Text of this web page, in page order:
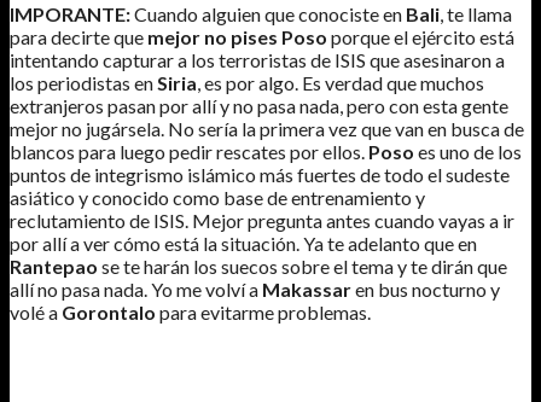
IMPORANTE:Cuando alguien que conociste en Bali , te llama
para decirte que mejor no pises Poso porque el ejército está
intentando capturar a los terroristas de ISIS que asesinaron a
los periodistas en Siria , es por algo. Es verdad que muchos
extranjeros pasan por allí y no pasa nada, pero con esta gente
mejor no jugársela. No sería la primera vez que van en busca de
blancos para luego pedir rescates por ellos. Poso es uno de los
puntos de integrismo islámico más fuertes de todo el sudeste
asiático y conocido como base de entrenamiento y
reclutamiento de ISIS. Mejor pregunta antes cuando vayas a ir
por allí a ver cómo está la situación. Ya te adelanto que en
Rantepao se te harán los suecos sobre el tema y te dirán que
allí no pasa nada. Yo me volví a Makassaren bus nocturno y
volé a Gorontalo para evitarme problemas.